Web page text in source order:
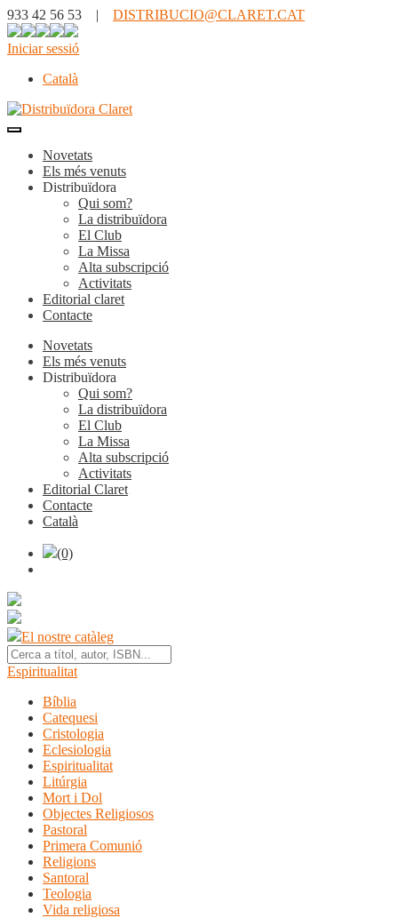
933 42 56 53 | DISTRIBUCIO@CLARET.CAT
Iniciar sessió
Català
Novetats
Els més venuts
Distribuïdora
Qui som?
La distribuïdora
El Club
La Missa
Alta subscripció
Activitats
Editorial claret
Contacte
Novetats
Els més venuts
Distribuïdora
Qui som?
La distribuïdora
El Club
La Missa
Alta subscripció
Activitats
Editorial Claret
Contacte
Català
(0)
El nostre catàleg
Espiritualitat
Bíblia
Catequesi
Cristologia
Eclesiologia
Espiritualitat
Litúrgia
Mort i Dol
Objectes Religiosos
Pastoral
Primera Comunió
Religions
Santoral
Teologia
Vida religiosa